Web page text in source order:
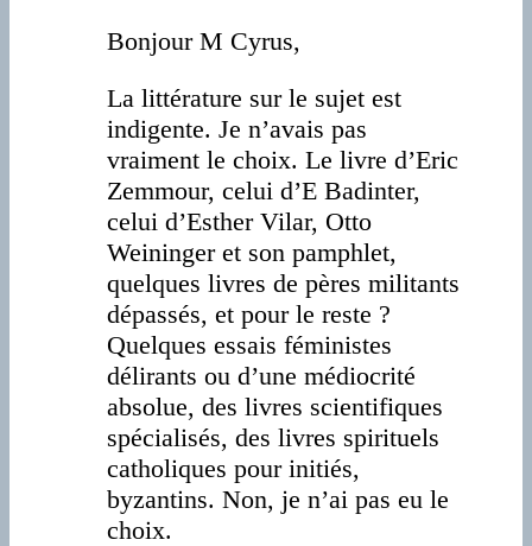
Bonjour M Cyrus,
La littérature sur le sujet est
indigente. Je n’avais pas
vraiment le choix. Le livre d’Eric
Zemmour, celui d’E Badinter,
celui d’Esther Vilar, Otto
Weininger et son pamphlet,
quelques livres de pères militants
dépassés, et pour le reste ?
Quelques essais féministes
délirants ou d’une médiocrité
absolue, des livres scientifiques
spécialisés, des livres spirituels
catholiques pour initiés,
byzantins. Non, je n’ai pas eu le
choix.